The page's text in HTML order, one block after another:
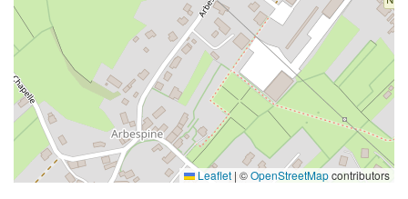
Leaflet | ©OpenStreetMapcontributors